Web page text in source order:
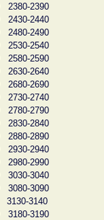
2380-2390
2430-2440
2480-2490
2530-2540
2580-2590
2630-2640
2680-2690
2730-2740
2780-2790
2830-2840
2880-2890
2930-2940
2980-2990
3030-3040
3080-3090
3130-3140
3180-3190